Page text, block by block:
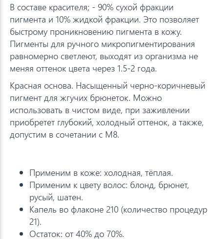
В составе красителя; - 90% сухой фракции
пигмента и 10% жидкой фракции. Это позволяет
быстрому проникновению пигмента в кожу.
Пигменты для ручного микропигментирования
равномерно светлеют, выходят из организма не
меняя оттенок цвета через 1.5-2 года.
Красная основа. Насыщенный черно-коричневый
пигмент для жгучих брюнеток. Можно
использовать в чистом виде, при заживлении
приобретет глубокий, холодный оттенок, а также,
допустим в сочетании с М8.
Применим в коже: холодная, тёплая.
Применим к цвету волос: блонд, брюнет,
русый, шатен.
Капель во флаконе 210 (количество процедур
21).
Остаток: от 40% до 70%.